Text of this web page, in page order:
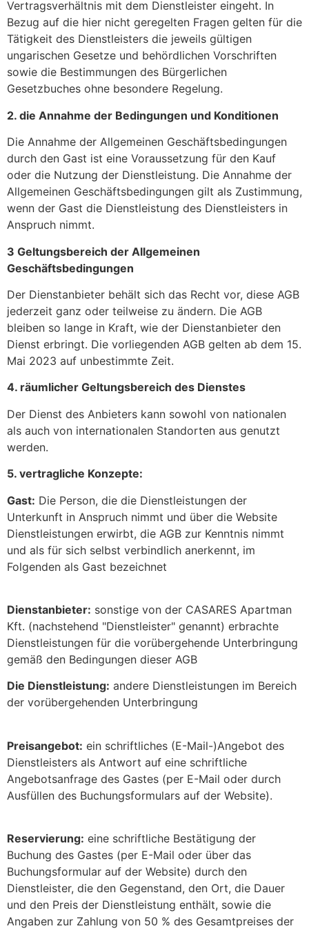
Vertragsverhältnis mit dem Dienstleister eingeht. In
Bezug auf die hier nicht geregelten Fragen gelten für die
Tätigkeit des Dienstleisters die jeweils gültigen
ungarischen Gesetze und behördlichen Vorschriften
sowie die Bestimmungen des Bürgerlichen
Gesetzbuches ohne besondere Regelung.
2. die Annahme der Bedingungen und Konditionen
Die Annahme der Allgemeinen Geschäftsbedingungen
durch den Gast ist eine Voraussetzung für den Kauf
oder die Nutzung der Dienstleistung. Die Annahme der
Allgemeinen Geschäftsbedingungen gilt als Zustimmung,
wenn der Gast die Dienstleistung des Dienstleisters in
Anspruch nimmt.
3 Geltungsbereich der Allgemeinen
Geschäftsbedingungen
Der Dienstanbieter behält sich das Recht vor, diese AGB
jederzeit ganz oder teilweise zu ändern. Die AGB
bleiben so lange in Kraft, wie der Dienstanbieter den
Dienst erbringt. Die vorliegenden AGB gelten ab dem 15.
Mai 2023 auf unbestimmte Zeit.
4. räumlicher Geltungsbereich des Dienstes
Der Dienst des Anbieters kann sowohl von nationalen
als auch von internationalen Standorten aus genutzt
werden.
5. vertragliche Konzepte:
Gast: Die Person, die die Dienstleistungen der
Unterkunft in Anspruch nimmt und über die Website
Dienstleistungen erwirbt, die AGB zur Kenntnis nimmt
und als für sich selbst verbindlich anerkennt, im
Folgenden als Gast bezeichnet
Dienstanbieter: sonstige von der CASARES Apartman
Kft. (nachstehend "Dienstleister" genannt) erbrachte
Dienstleistungen für die vorübergehende Unterbringung
gemäß den Bedingungen dieser AGB
Die Dienstleistung: andere Dienstleistungen im Bereich
der vorübergehenden Unterbringung
Preisangebot: ein schriftliches (E-Mail-)Angebot des
Dienstleisters als Antwort auf eine schriftliche
Angebotsanfrage des Gastes (per E-Mail oder durch
Ausfüllen des Buchungsformulars auf der Website).
Reservierung: eine schriftliche Bestätigung der
Buchung des Gastes (per E-Mail oder über das
Buchungsformular auf der Website) durch den
Dienstleister, die den Gegenstand, den Ort, die Dauer
und den Preis der Dienstleistung enthält, sowie die
Angaben zur Zahlung von 50 % des Gesamtpreises der